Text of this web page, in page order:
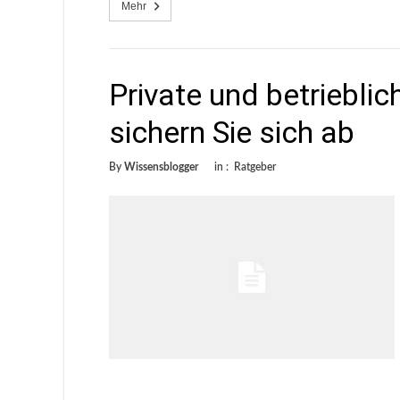
Mehr
Private und
sichern Sie sich ab
By Wissensblogger in : Ratgeber